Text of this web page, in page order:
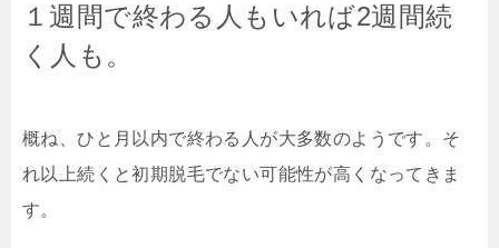
１週間で終わる人もいれば2週間続
く人も。
概ね、ひと月以内で終わる人が大多数のようです。そ
れ以上続くと初期脱毛でない可能性が高くなってきま
す。